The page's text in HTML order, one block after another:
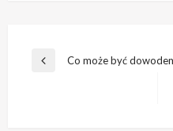
Nawigacja
Poprzedni
Co może być